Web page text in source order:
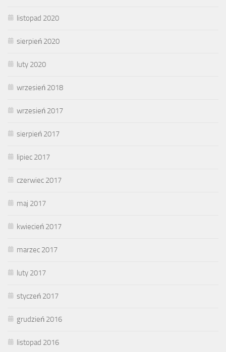
listopad 2020
sierpień 2020
luty 2020
wrzesień 2018
wrzesień 2017
sierpień 2017
lipiec 2017
czerwiec 2017
maj 2017
kwiecień 2017
marzec 2017
luty 2017
styczeń 2017
grudzień 2016
listopad 2016